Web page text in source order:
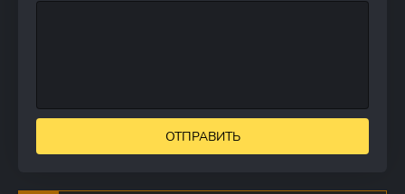
ОТПРАВИТЬ